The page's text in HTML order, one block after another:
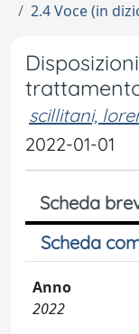
2.4 Voce (in
scillitani,
2022-01-01
Scheda
Scheda
Anno
2022